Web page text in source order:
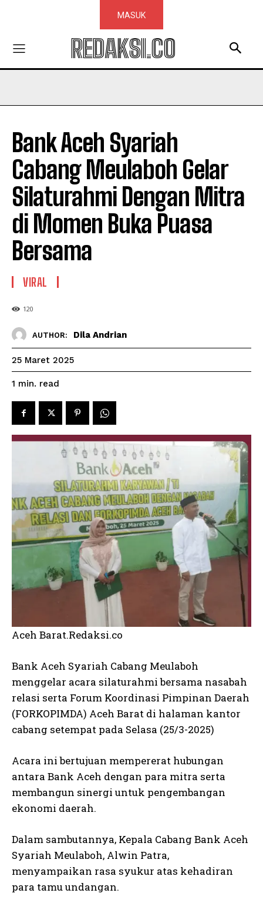
MASUK
REDAKSI.CO
Bank Aceh Syariah
Cabang Meulaboh Gelar
Silaturahmi Dengan Mitra
di Momen Buka Puasa
Bersama
VIRAL
120
AUTHOR: Dila Andrian
25 Maret 2025
1 min. read
Aceh Barat.Redaksi.co
Bank Aceh Syariah Cabang Meulaboh
menggelar acara silaturahmi bersama nasabah
relasi serta Forum Koordinasi Pimpinan Daerah
(FORKOPIMDA) Aceh Barat di halaman kantor
cabang setempat pada Selasa (25/3-2025)
Acara ini bertujuan mempererat hubungan
antara Bank Aceh dengan para mitra serta
membangun sinergi untuk pengembangan
ekonomi daerah.
Dalam sambutannya, Kepala Cabang Bank Aceh
Syariah Meulaboh, Alwin Patra,
menyampaikan rasa syukur atas kehadiran
para tamu undangan.